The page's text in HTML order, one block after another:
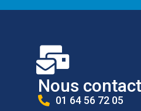
Nous
01 64 56 72 05